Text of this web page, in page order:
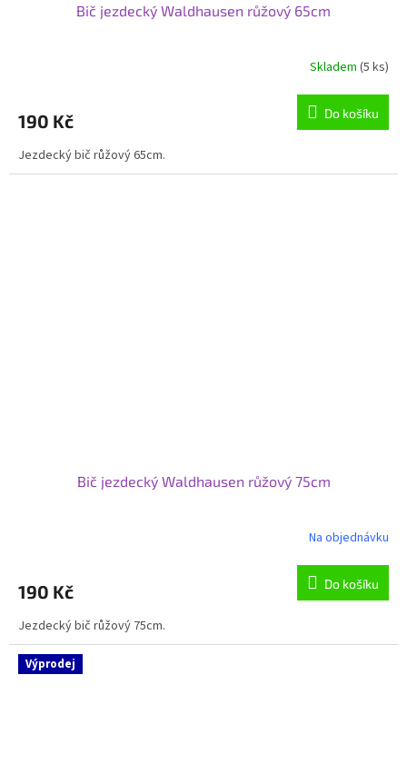
Bič jezdecký Waldhausen růžový 65cm
je
z
5
Skladem(5 ks)
190 Kč Do košíku
Jezdecký bič růžový 65cm.
Bič jezdecký Waldhausen růžový 75cm
Na objednávku
190 Kč Do košíku
Jezdecký bič růžový 75cm.
Výprodej